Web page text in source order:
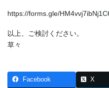
https://forms.gle/
以上、ご検討ください。
草々
Facebook X